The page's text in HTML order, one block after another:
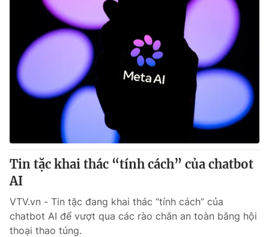
Khán giả
Giải sao mai
Làm đẹp
Chất lượng cuộc sống
Giáo dục
Tuyển sinh
Học trực tuyến
Công nghệ
Hitech Công nghệ tương lai
Sản phẩm
Tư vấn
Giao lưu trực tuyến
Lịch phát sóng
Chuyên mục khác
Emagazine
Photo Infographic
Tin tặc khai thác “tính cách” của chatbot
AI
VTV.vn - Tin tặc đang khai thác “tính cách” của
chatbot AI để vượt qua các rào chắn an toàn bằng hội
thoại thao túng.